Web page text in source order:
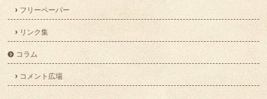
フリーペーパー
リンク集
コラム
コメント広場